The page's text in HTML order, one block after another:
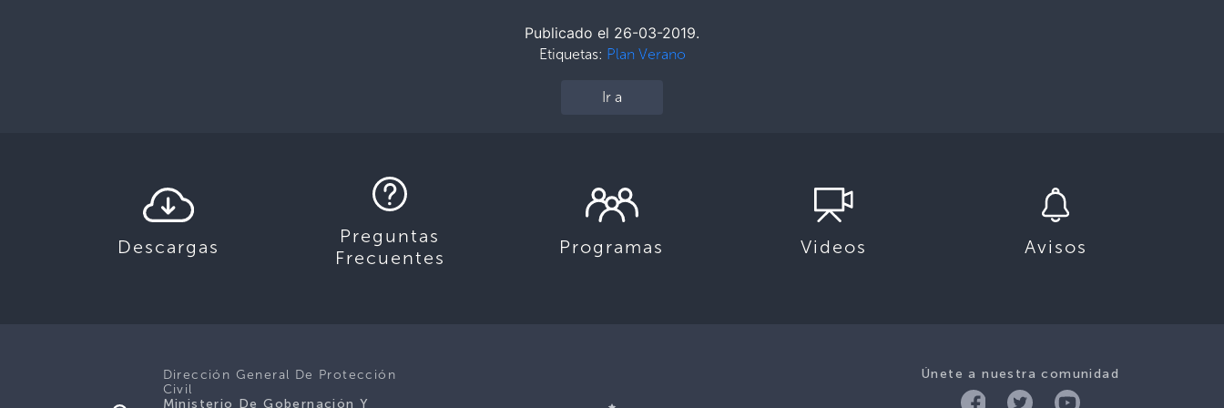
Publicado el 26-03-2019.
Etiquetas: Plan Verano
Ir a
Descargas
Preguntas
Frecuentes
Programas Videos Avisos
Únete a nuestra comunidad
Dirección General De Protección
Civil
Ministerio De Gobernación Y